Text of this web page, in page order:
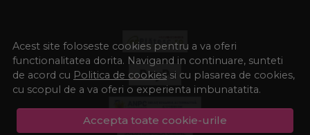
Acest site foloseste cookies pentru a va oferi
functionalitatea dorita. Navigand in continuare, sunteti
de acord cu Politica de cookies si cu plasarea de cookies,
cu scopul de a va oferi o experienta imbunatatita.
Accepta toate cookie-urile